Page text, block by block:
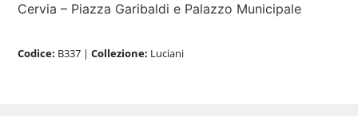
Cervia – Piazza Garibaldi e Palazzo Municipale
Codice: B337 |Collezione: Luciani